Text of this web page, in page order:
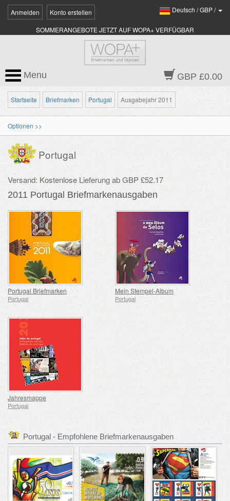
Anmelden Konto erstellen Deutsch /GBP/
SOMMERANGEBOTE JETZT AUF WOPA+ VERFÜGBAR
GBP £0.00
Menu
Startseite Briefmarken Portugal Ausgabejahr 2011
Optionen >>
Portugal
Versand: Kostenlose Lieferung ab GBP £52.17
2011 Portugal Briefmarkenausgaben
Portugal Briefmarken
Portugal
Mein Stempel-Album
Portugal
Jahresmappe
Portugal
Portugal - Empfohlene Briefmarkenausgaben